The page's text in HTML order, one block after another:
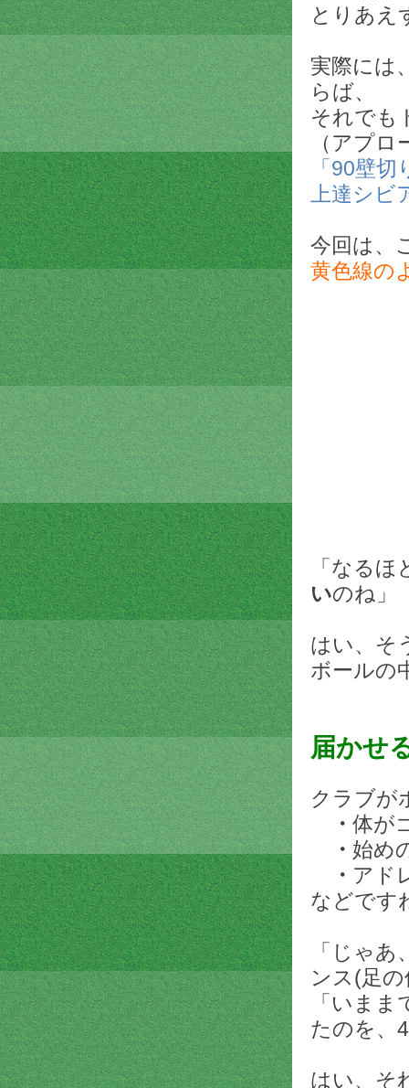
とりあえ
実際には
らば、
それでも
（アプ
「90壁
上達シビ
今回は、
黄色線の
「なるほ
いのね」
はい、そ
ボールの
届かせ
クラブが
・ 体が
・ 始め
・ アド
などです
「じゃ
ンス(足
「いま
たのを、
はい、そ